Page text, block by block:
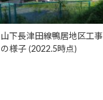
山下長津田線鴨居地区工事
の様子 (2022.5時点)